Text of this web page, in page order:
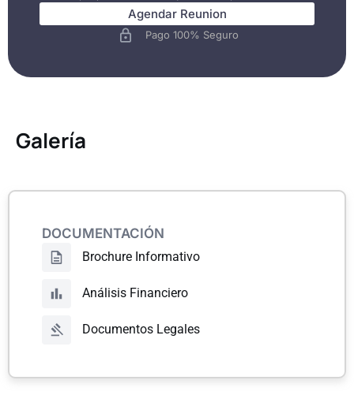
Agendar Reunion
Pago 100% Seguro
Galería
DOCUMENTACIÓN
Brochure Informativo
Análisis Financiero
Documentos Legales